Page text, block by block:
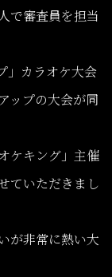
で審査員を担当
」カラオケ大会
ップの大会が同
ケキング」主催
ていただきまし
が非常に熱い大